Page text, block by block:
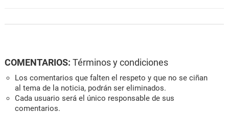
COMENTARIOS: Términos y condiciones
Los comentarios que falten el respeto y que no se ciñan
al tema de la noticia, podrán ser eliminados.
Cada usuario será el único responsable de sus
comentarios.